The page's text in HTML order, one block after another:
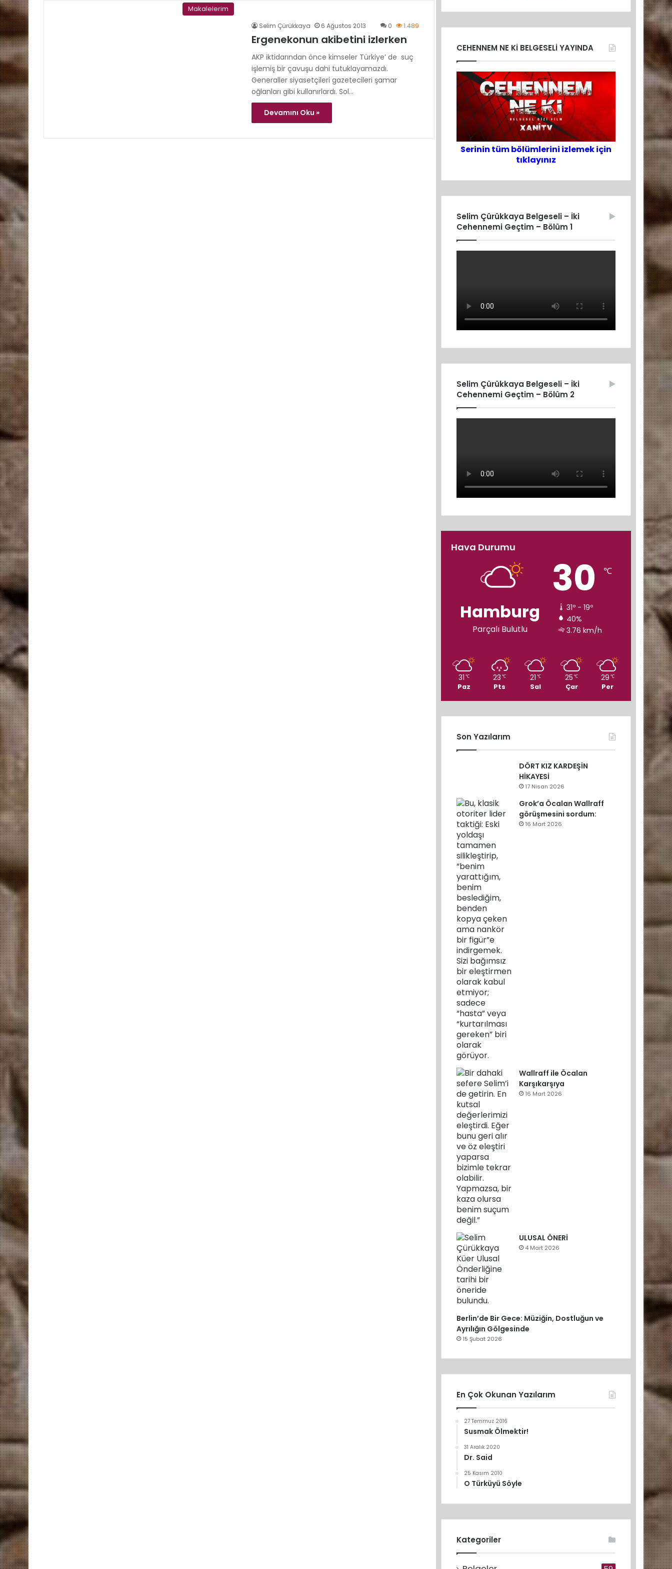
Makalelerim
Selim Çürükkaya 6 Ağustos 2013 0 1.489
Ergenekonun akibetini izlerken
AKP iktidarından önce kimseler Türkiye’ de suç
işlemiş bir çavuşu dahi tutuklayamazdı.
Generaller siyasetçileri gazetecileri şamar
oğlanları gibi kullanırlardı. Sol…
Devamını Oku »
CEHENNEM NE Kİ BELGESELİ YAYINDA
Serinin tüm bölümlerini izlemek için
tıklayınız
Selim Çürükkaya Belgeseli – İki
Cehennemi Geçtim – Bölüm 1
Selim Çürükkaya Belgeseli – İki
Cehennemi Geçtim – Bölüm 2
Hava Durumu
Hamburg
Parçalı Bulutlu
30 ℃
31º - 19º
40%
3.76 km/h
31 ℃
Paz
23 ℃
Pts
21 ℃
Sal
25 ℃
Çar
29 ℃
Per
Son Yazılarım
DÖRT KIZ KARDEŞİN
HİKAYESİ
17 Nisan 2026
Grok’a Öcalan Wallraff
görüşmesini sordum:
16 Mart 2026
Wallraff ile Öcalan
Karşıkarşıya
16 Mart 2026
ULUSAL ÖNERİ
4 Mart 2026
Berlin’de Bir Gece: Müziğin, Dostluğun ve
Ayrılığın Gölgesinde
15 Şubat 2026
En Çok Okunan Yazılarım
27 Temmuz 2016
Susmak Ölmektir!
31 Aralık 2020
Dr. Said
25 Kasım 2010
O Türküyü Söyle
Kategoriler